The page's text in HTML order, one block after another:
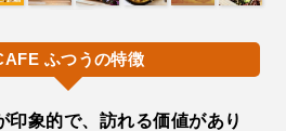
ふつうの特徴
印象的で、訪れる価値があり